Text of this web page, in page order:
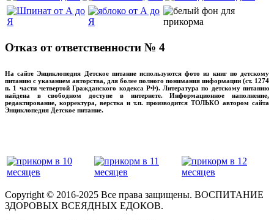
Отказ от ответственности № 4
На сайте Энциклопедия Детское питание используются фото из книг по детскому
питанию с указанием авторства, для более полного понимания информации (ст. 1274
п. 1 части четвертой Гражданского кодекса РФ). Литература по детскому питанию
найдена в свободном доступе в интернете. Информационное наполнение,
редактирование, корректура, верстка и т.п. производится ТОЛЬКО автором сайта
Энциклопедия Детское питание.
Copyright © 2016-2025 Все права защищены. ВОСПИТАНИЕ
ЗДОРОВЫХ ВСЕЯДНЫХ ЕДОКОВ.